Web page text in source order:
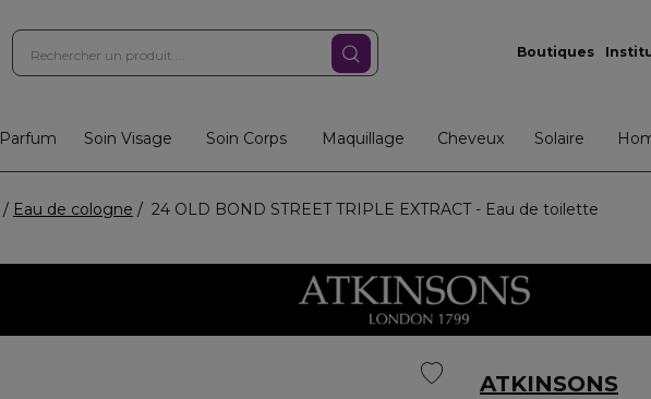
Boutiques
Parfum Soin Visage Soin Corps Maquillage Cheveux Solaire
Eau de cologne 24 OLD BOND STREET TRIPLE EXTRACT - Eau de toilette
ATKINSONS